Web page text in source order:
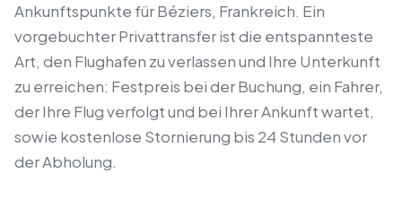
Ankunftspunkte für Béziers, Frankreich. Ein
vorgebuchter Privattransfer ist die entspannteste
Art, den Flughafen zu verlassen und Ihre Unterkunft
zu erreichen: Festpreis bei der Buchung, ein Fahrer,
der Ihre Flug verfolgt und bei Ihrer Ankunft wartet,
sowie kostenlose Stornierung bis 24 Stunden vor
der Abholung.